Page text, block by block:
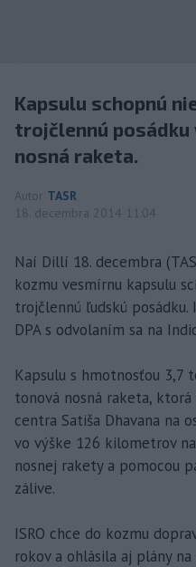
Kapsulu schopnú
trojčlennú
nosná raketa.
Autor TASR
18. decembra 2014 11:04
Naí Dillí 18. decembra
kozmu vesmírnu kapsulu
trojčlennú ľudskú
DPA s odvolaním sa na
Kapsulu s hmotnosťou 3,7
tonová nosná raketa,
centra Satiša Dhavana na
vo výške 126 kilometrov
nosnej rakety a pomocou
zálive.
ISRO chce do kozmu
rokov a ohlásila aj plány